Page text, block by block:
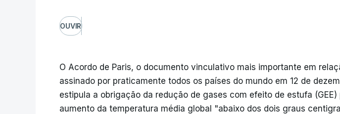
OUVIR
O Acordo de Paris, o documento vinculativo mais importante em
assinado por praticamente todos os países do mundo em 12 de
estipula a obrigação da redução de gases com efeito de estufa
aumento da temperatura média global "abaixo dos dois graus